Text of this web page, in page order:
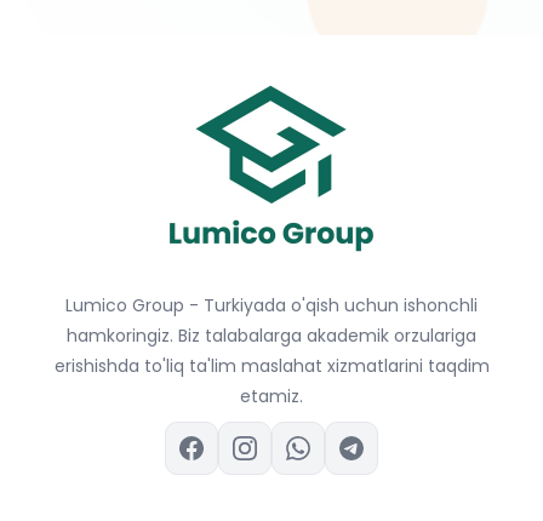
Lumico Group - Turkiyada o'qish uchun ishonchli
hamkoringiz. Biz talabalarga akademik orzulariga
erishishda to'liq ta'lim maslahat xizmatlarini taqdim
etamiz.